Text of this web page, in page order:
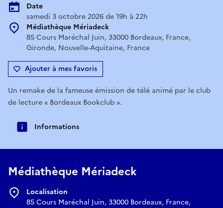
Date
samedi 3 octobre 2026 de 19h à 22h
Médiathèque Mériadeck
85 Cours Maréchal Juin, 33000 Bordeaux, France,
Gironde, Nouvelle-Aquitaine, France
Ajouter à mes favoris
Un remake de la fameuse émission de télé animé par le club
de lecture « Bordeaux Bookclub ».
Informations
Médiathèque Mériadeck
Localisation
85 Cours Maréchal Juin, 33000 Bordeaux, France,